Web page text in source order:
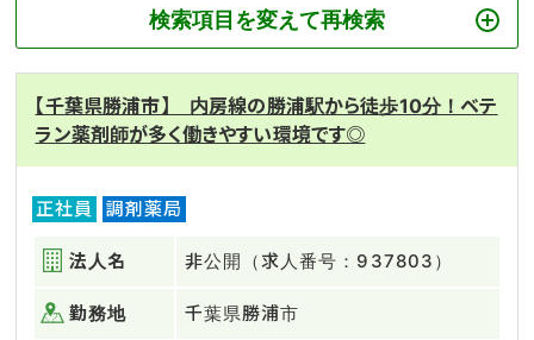
検索項目を変えて再検索
【千葉県勝浦市】 内房線の勝浦駅から徒歩10分！ベテ
ラン薬剤師が多く働きやすい環境です◎
正社員 調剤薬局
法人名 非公開（求人番号：937803）
勤務地 千葉県勝浦市